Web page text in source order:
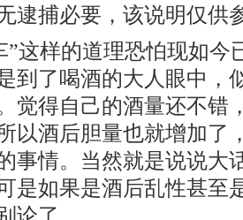
逮捕必要，该说明仅供
”这样的道理恐怕现如今
到了喝酒的大人眼中，
觉得自己的酒量还不错
以酒后胆量也就增加了
事情。当然就是说说大
是如果是酒后乱性甚至